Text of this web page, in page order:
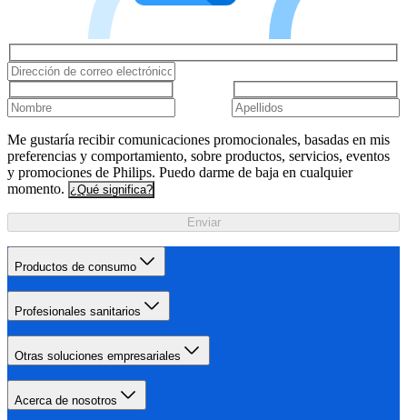
Me gustaría recibir comunicaciones promocionales, basadas en mis
preferencias y comportamiento, sobre productos, servicios, eventos
y promociones de Philips. Puedo darme de baja en cualquier
momento. ¿Qué significa?
Enviar
Productos de consumo
Profesionales sanitarios
Otras soluciones empresariales
Acerca de nosotros